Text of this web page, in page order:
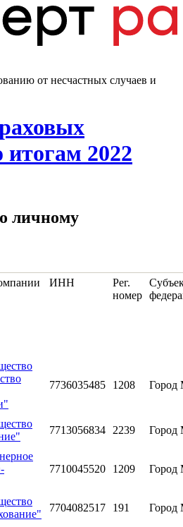
от несчастных случаев и
2022
личному
ИНН
Рег.
номер
7736035485 1208 Город
7713056834 2239 Город
7710045520 1209 Город
7704082517 191 Город